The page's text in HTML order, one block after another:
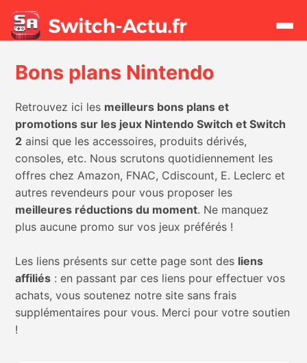
Rechercher
Actualités
Jeux
Hardware
Mises à jour
Chiffres de ventes
Rumeurs
Bons plans Nintendo
Retrouvez ici les meilleurs bons plans et
promotions sur les jeux Nintendo Switch et Switch
2ainsi que les accessoires, produits dérivés,
consoles, etc. Nous scrutons quotidiennement les
offres chez Amazon, FNAC, Cdiscount, E. Leclerc et
autres revendeurs pour vous proposer les
meilleures réductions du moment. Ne manquez
plus aucune promo sur vos jeux préférés !
Les liens présents sur cette page sont des liens
affiliés: en passant par ces liens pour effectuer vos
achats, vous soutenez notre site sans frais
supplémentaires pour vous. Merci pour votre soutien
!